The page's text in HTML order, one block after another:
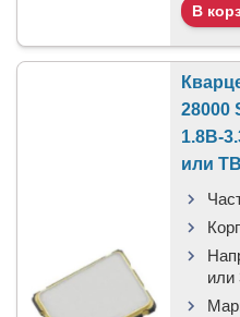
28000
1.8В-
или
или